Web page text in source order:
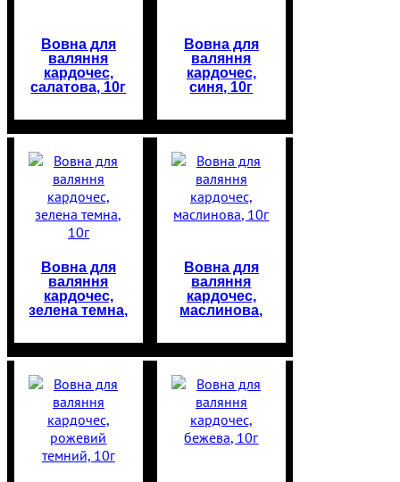
Вовна для
валяння
кардочес,
салатова, 10г
Вовна для
валяння
кардочес,
синя, 10г
Вовна для
валяння
кардочес,
зелена темна,
Вовна для
валяння
кардочес,
маслинова,